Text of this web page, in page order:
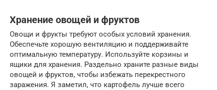
Хранение овощей и фруктов
Овощи и фрукты требуют особых условий хранения.
Обеспечьте хорошую вентиляцию и поддерживайте
оптимальную температуру. Используйте корзины и
ящики для хранения. Раздельно храните разные виды
овощей и фруктов, чтобы избежать перекрестного
заражения. Я заметил, что картофель лучше всего